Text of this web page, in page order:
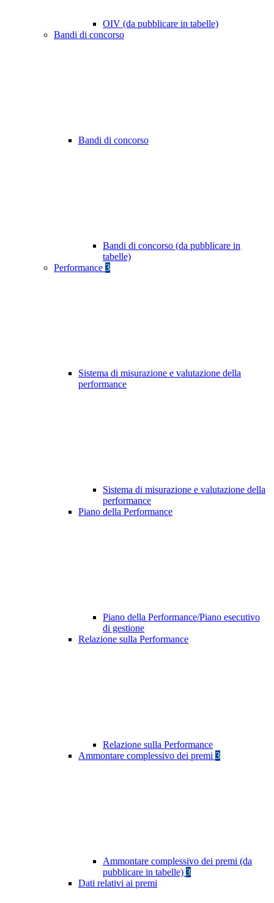
OIV (da pubblicare in tabelle)
Bandi di concorso
Bandi di concorso
Bandi di concorso (da pubblicare in
tabelle)
Performance 3
Sistema di misurazione e valutazione della
performance
Sistema di misurazione e valutazione della
performance
Piano della Performance
Piano della Performance/Piano esecutivo
di gestione
Relazione sulla Performance
Relazione sulla Performance
Ammontare complessivo dei premi 3
Ammontare complessivo dei premi (da
pubblicare in tabelle) 3
Dati relativi ai premi